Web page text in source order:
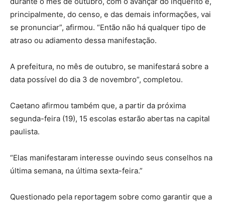
principalmente, do censo, e das demais informações, vai
se pronunciar”, afirmou. “Então não há qualquer tipo de
atraso ou adiamento dessa manifestação.
A prefeitura, no mês de outubro, se manifestará sobre a
data possível do dia 3 de novembro”, completou.
Caetano afirmou também que, a partir da próxima
segunda-feira (19), 15 escolas estarão abertas na capital
paulista.
“Elas manifestaram interesse ouvindo seus conselhos na
última semana, na última sexta-feira.”
Questionado pela reportagem sobre como garantir que a